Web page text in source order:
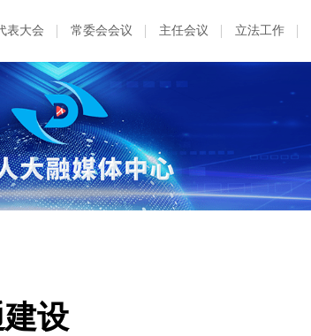
表大会 常委会会议 主任会议 立法工作
设